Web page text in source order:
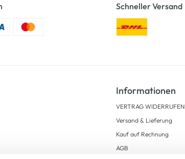
Schneller Versand
Informationen
VERTRAG WIDERRUFEN
Versand & Lieferung
Kauf auf Rechnung
AGB